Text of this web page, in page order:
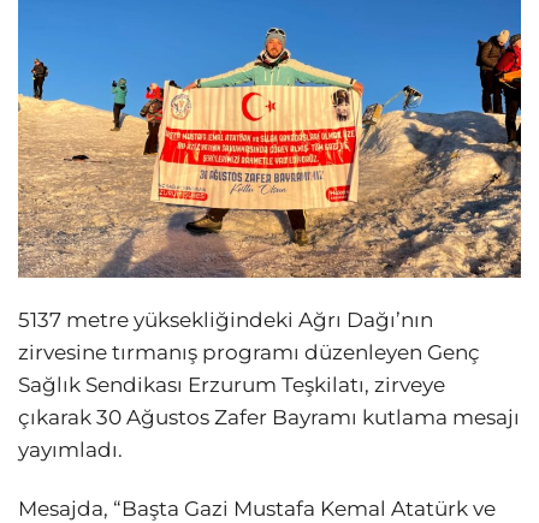
5137 metre yüksekliğindeki Ağrı Dağı’nın
zirvesine tırmanış programı düzenleyen Genç
Sağlık Sendikası Erzurum Teşkilatı, zirveye
çıkarak 30 Ağustos Zafer Bayramı kutlama mesajı
yayımladı.
Mesajda, “Başta Gazi Mustafa Kemal Atatürk ve